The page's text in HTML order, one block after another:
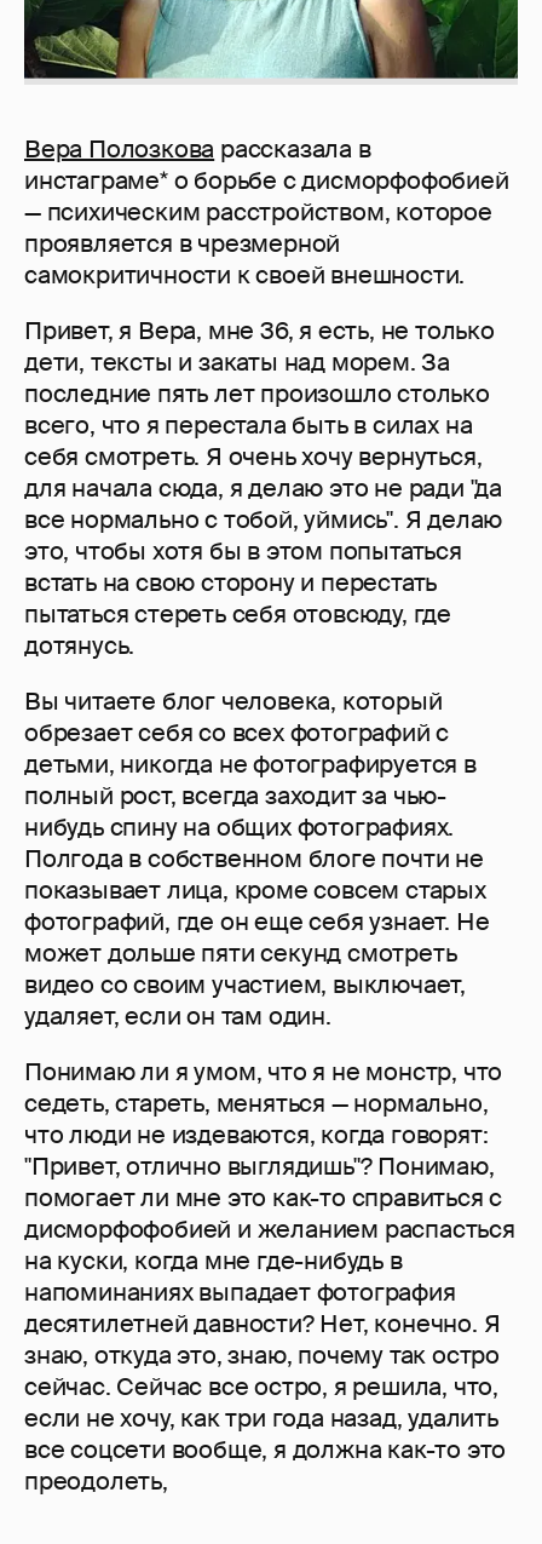
Вера Полозкова рассказала в
инстаграме* о борьбе с дисморфофобией
— психическим расстройством, которое
проявляется в чрезмерной
самокритичности к своей внешности.
Привет, я Вера, мне 36, я есть, не только
дети, тексты и закаты над морем. За
последние пять лет произошло столько
всего, что я перестала быть в силах на
себя смотреть. Я очень хочу вернуться,
для начала сюда, я делаю это не ради "да
все нормально с тобой, уймись". Я делаю
это, чтобы хотя бы в этом попытаться
встать на свою сторону и перестать
пытаться стереть себя отовсюду, где
дотянусь.
Вы читаете блог человека, который
обрезает себя со всех фотографий с
детьми, никогда не фотографируется в
полный рост, всегда заходит за чью-
нибудь спину на общих фотографиях.
Полгода в собственном блоге почти не
показывает лица, кроме совсем старых
фотографий, где он еще себя узнает. Не
может дольше пяти секунд смотреть
видео со своим участием, выключает,
удаляет, если он там один.
Понимаю ли я умом, что я не монстр, что
седеть, стареть, меняться — нормально,
что люди не издеваются, когда говорят:
"Привет, отлично выглядишь"? Понимаю,
помогает ли мне это как-то справиться с
дисморфофобией и желанием распасться
на куски, когда мне где-нибудь в
напоминаниях выпадает фотография
десятилетней давности? Нет, конечно. Я
знаю, откуда это, знаю, почему так остро
сейчас. Сейчас все остро, я решила, что,
если не хочу, как три года назад, удалить
все соцсети вообще, я должна как-то это
преодолеть,